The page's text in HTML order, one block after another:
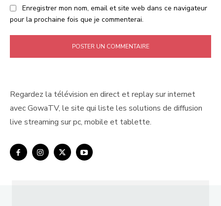
Enregistrer mon nom, email et site web dans ce navigateur
pour la prochaine fois que je commenterai.
Regardez la télévision en direct et replay sur internet
avec GowaTV, le site qui liste les solutions de diffusion
live streaming sur pc, mobile et tablette.